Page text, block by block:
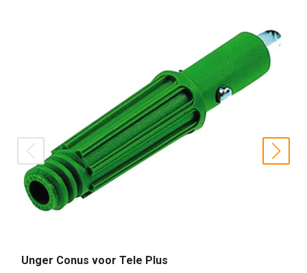
Unger Conus voor Tele Plus
prev next